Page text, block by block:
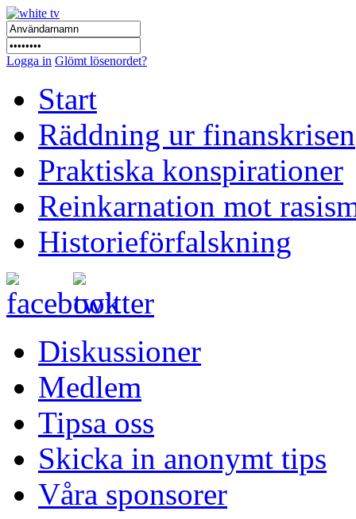
Logga in Glömt lösenordet?
Start
Räddning ur finanskrisen
Praktiska konspirationer
Reinkarnation mot
Historieförfalskning
Diskussioner
Medlem
Tipsa oss
Skicka in anonymt tips
Våra sponsorer